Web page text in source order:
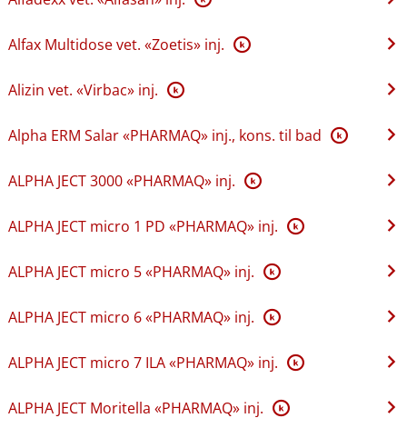
Alfax Multidose vet. «Zoetis» inj. K
Alizin vet. «Virbac» inj. K
Alpha ERM Salar «PHARMAQ» inj., kons. til bad K
ALPHA JECT 3000 «PHARMAQ» inj. K
ALPHA JECT micro 1 PD «PHARMAQ» inj. K
ALPHA JECT micro 5 «PHARMAQ» inj. K
ALPHA JECT micro 6 «PHARMAQ» inj. K
ALPHA JECT micro 7 ILA «PHARMAQ» inj. K
ALPHA JECT Moritella «PHARMAQ» inj. K